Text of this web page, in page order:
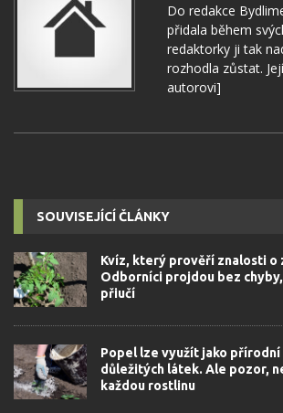
Do redakce
přidala během
redaktorky ji tak
rozhodla zůstat.
autorovi]
SOUVISEJÍCÍ ČLÁNKY
Kvíz, který prověří znalosti o
Odborníci projdou bez
přiučí
Popel lze využít jako
důležitých látek. Ale pozor,
každou rostlinu